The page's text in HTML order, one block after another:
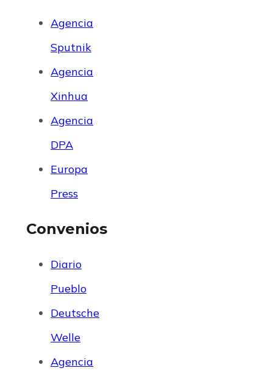
Agencia
Sputnik
Agencia
Xinhua
Agencia
DPA
Europa
Press
Convenios
Diario
Pueblo
Deutsche
Welle
Agencia